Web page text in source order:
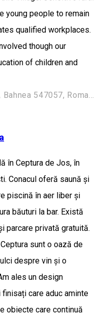
young people to remain
qualified workplaces.
though our
of children and
Strada Principala 119, Sat. Cund, Bahnea 547057, Romania
în Ceptura de Jos, în
Conacul oferă saună și
piscină în aer liber și
băuturi la bar. Există
parcare privată gratuită.
sunt o oază de
despre vin și o
ales un design
care aduc aminte
obiecte care continuă